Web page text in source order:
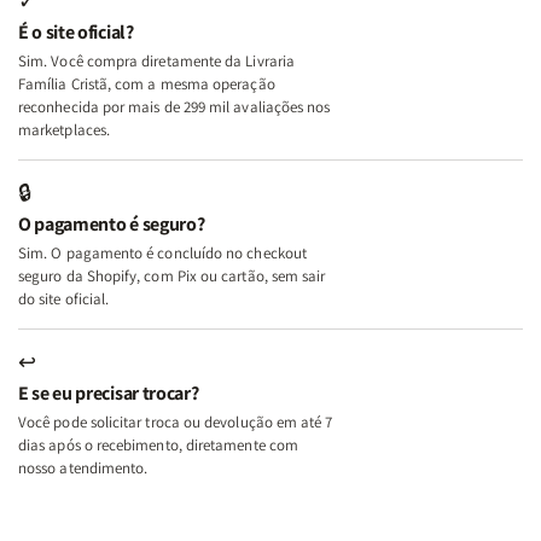
e
Deus
+
A
Mulher
Lar
+
A
Lar
É o site oficial?
Sim. Você compra diretamente da Livraria
Família Cristã, com a mesma operação
reconhecida por mais de 299 mil avaliações nos
marketplaces.
🔒
O pagamento é seguro?
Sim. O pagamento é concluído no checkout
seguro da Shopify, com Pix ou cartão, sem sair
do site oficial.
↩
E se eu precisar trocar?
Você pode solicitar troca ou devolução em até 7
dias após o recebimento, diretamente com
nosso atendimento.